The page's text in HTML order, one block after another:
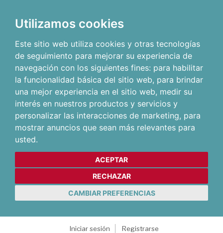
Utilizamos cookies
Este sitio web utiliza cookies y otras tecnologías
de seguimiento para mejorar su experiencia de
navegación con los siguientes fines: para habilitar
la funcionalidad básica del sitio web, para brindar
una mejor experiencia en el sitio web, medir su
interés en nuestros productos y servicios y
personalizar las interacciones de marketing, para
mostrar anuncios que sean más relevantes para
usted.
ACEPTAR
RECHAZAR
CAMBIAR PREFERENCIAS
Iniciar sesión
Registrarse